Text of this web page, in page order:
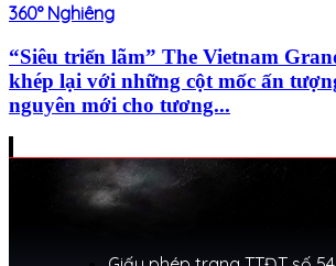
360° Nghiêng
“Siêu triển lãm” The Vietnam
khép lại với những cột mốc ấn
nguyên mới cho tương...